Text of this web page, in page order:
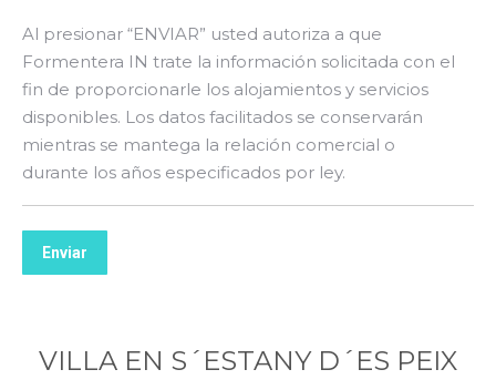
Al presionar “ENVIAR” usted autoriza a que
Formentera IN trate la información solicitada con el
fin de proporcionarle los alojamientos y servicios
disponibles. Los datos facilitados se conservarán
mientras se mantega la relación comercial o
durante los años especificados por ley.
Enviar
VILLA EN S´ESTANY D´ES PEIX